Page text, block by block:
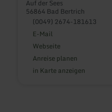
Auf der Sees
56864 Bad Bertrich
(0049) 2674-181613
E-Mail
Webseite
Anreise planen
in Karte anzeigen